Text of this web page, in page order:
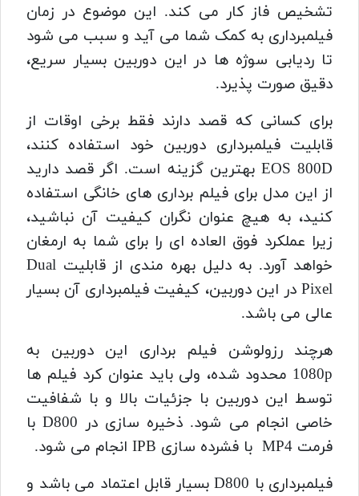
تشخیص فاز کار می کند. این موضوع در زمان
فیلمبرداری به کمک شما می آید و سبب می شود
تا ردیابی سوژه ها در این دوربین بسیار سریع،
دقیق صورت پذیرد.
برای کسانی که قصد دارند فقط برخی اوقات از
قابلیت فیلمبرداری دوربین خود استفاده کنند،
EOS 800D بهترین گزینه است. اگر قصد دارید
از این مدل برای فیلم برداری های خانگی استفاده
کنید، به هیچ عنوان نگران کیفیت آن نباشید،
زیرا عملکرد فوق العاده ای را برای شما به ارمغان
خواهد آورد. به دلیل بهره مندی از قابلیت Dual
Pixel در این دوربین، کیفیت فیلمبرداری آن بسیار
عالی می باشد.
هرچند رزولوشن فیلم برداری این دوربین به
1080p محدود شده، ولی باید عنوان کرد فیلم ها
توسط این دوربین با جزئیات بالا و با شفافیت
خاصی انجام می شود. ذخیره سازی در D800 با
فرمت MP4 با فشرده سازی IPB انجام می شود.
فیلمبرداری با D800 بسیار قابل اعتماد می باشد و